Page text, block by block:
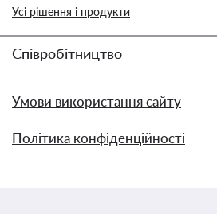
Усі рішення і продукти
Співробітництво
Умови використання сайту
Політика конфіденційності